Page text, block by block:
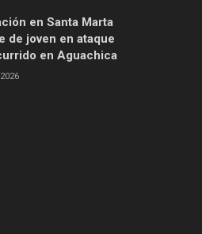
en Santa Marta
de joven en ataque
en Aguachica